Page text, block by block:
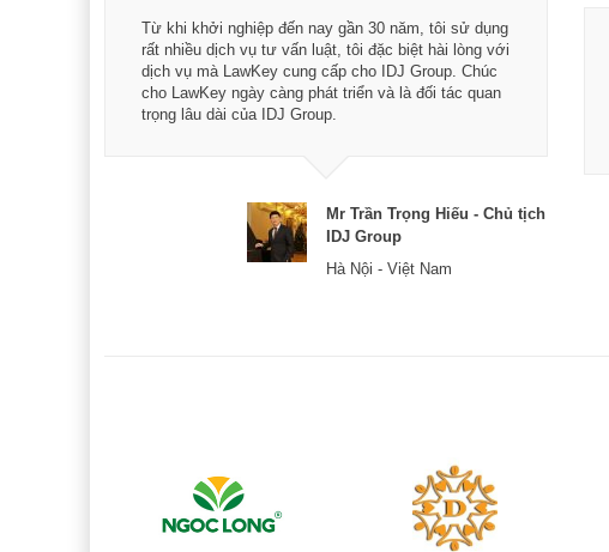
Từ khi khởi nghiệp đến nay gần 30 năm, tôi sử dụng
rất nhiều dịch vụ tư vấn luật, tôi đặc biệt hài lòng với
dịch vụ mà LawKey cung cấp cho IDJ Group. Chúc
cho LawKey ngày càng phát triển và là đối tác quan
trọng lâu dài của IDJ Group.
Mr Trần Trọng Hiếu - Chủ tịch
IDJ Group
Hà Nội - Việt Nam